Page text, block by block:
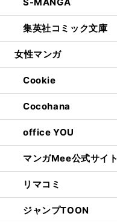
集英社コミック文庫
女性マンガ
Cookie
Cocohana
office YOU
マンガMee公式サイト
リマコミ
ジャンプTOON